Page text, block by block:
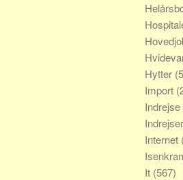
Hytter
Import
Internet
It (567)